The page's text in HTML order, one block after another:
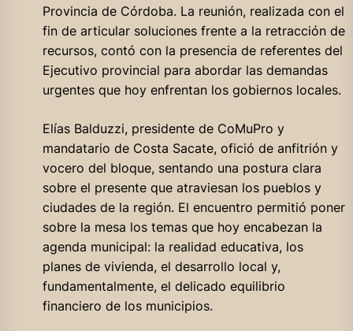
Provincia de Córdoba. La reunión, realizada con el
fin de articular soluciones frente a la retracción de
recursos, contó con la presencia de referentes del
Ejecutivo provincial para abordar las demandas
urgentes que hoy enfrentan los gobiernos locales.
Elías Balduzzi, presidente de CoMuPro y
mandatario de Costa Sacate, ofició de anfitrión y
vocero del bloque, sentando una postura clara
sobre el presente que atraviesan los pueblos y
ciudades de la región. El encuentro permitió poner
sobre la mesa los temas que hoy encabezan la
agenda municipal: la realidad educativa, los
planes de vivienda, el desarrollo local y,
fundamentalmente, el delicado equilibrio
financiero de los municipios.